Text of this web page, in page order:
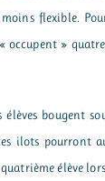
flexible.
occupent »
élèves bougent
ilots pourront
élève